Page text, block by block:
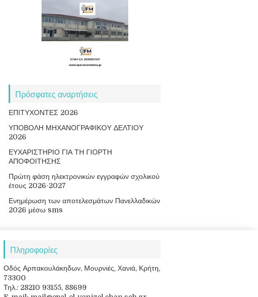
Πρόσφατες αναρτήσεις
ΕΠΙΤΥΧΟΝΤΕΣ 2026
ΥΠΟΒΟΛΗ ΜΗΧΑΝΟΓΡΑΦΙΚΟΥ ΔΕΛΤΙΟΥ
2026
ΕΥΧΑΡΙΣΤΗΡΙΟ ΓΙΑ ΤΗ ΓΙΟΡΤΗ
ΑΠΟΦΟΙΤΗΣΗΣ
Πρώτη φάση ηλεκτρονικών εγγραφών σχολικού
έτους 2026-2027
Ενημέρωση των αποτελεσμάτων Πανελλαδικών
2026 μέσω sms
Πληροφορίες
Οδός Αρπακουλάκηδων, Μουρνιές, Χανιά, Κρήτη,
73300
Τηλ.: 28210 93155, 88699